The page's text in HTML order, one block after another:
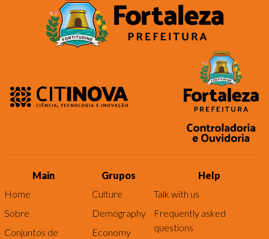
Main
Home
Sobre
Conjuntos de
Grupos
Culture
Demography
Economy
Help
Talk with us
Frequently asked
questions